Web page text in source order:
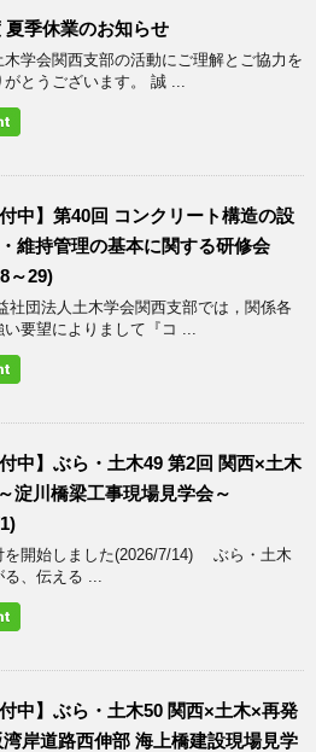
夏季休業のお知らせ
木学会関西支部の活動にご理解とご協力を
とうございます。 誠 ...
付中】第40回 コンクリート構造の設
維持管理の基本に関する研修会
～29)
団法人土木学会関西支部では，関係各
要望によりまして『コ ...
付中】ぶら・土木49 第2回 関西×土木
淀川橋梁工事現場見学会～
を開始しました(2026/7/14) ぶら・土木
、伝える ...
付中】ぶら・土木50 関西×土木×再発
湾岸道路西伸部 海上橋建設現場見学